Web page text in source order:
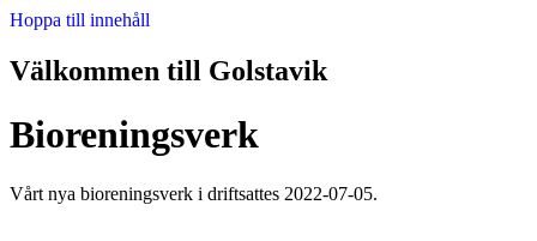
Hoppa till innehåll
Välkommen till Golstavik
Bioreningsverk
Vårt nya bioreningsverk i driftsattes 2022-07-05.